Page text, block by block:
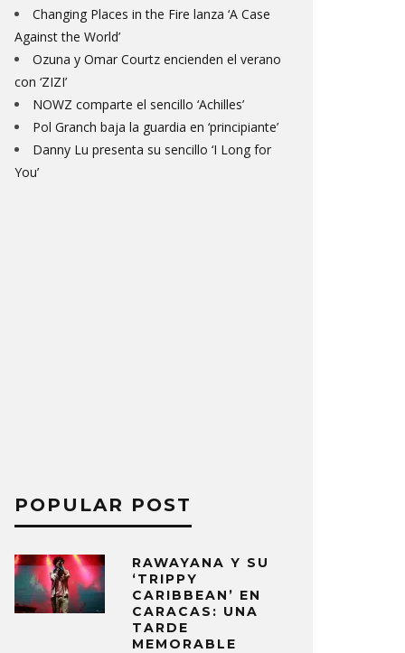
Changing Places in the Fire lanza ‘A Case
Against the World’
Ozuna y Omar Courtz encienden el verano
con ‘ZIZI’
NOWZ comparte el sencillo ‘Achilles’
Pol Granch baja la guardia en ‘principiante’
Danny Lu presenta su sencillo ‘I Long for
You’
POPULAR POST
RAWAYANA Y SU
‘TRIPPY
CARIBBEAN’ EN
CARACAS: UNA
TARDE
MEMORABLE